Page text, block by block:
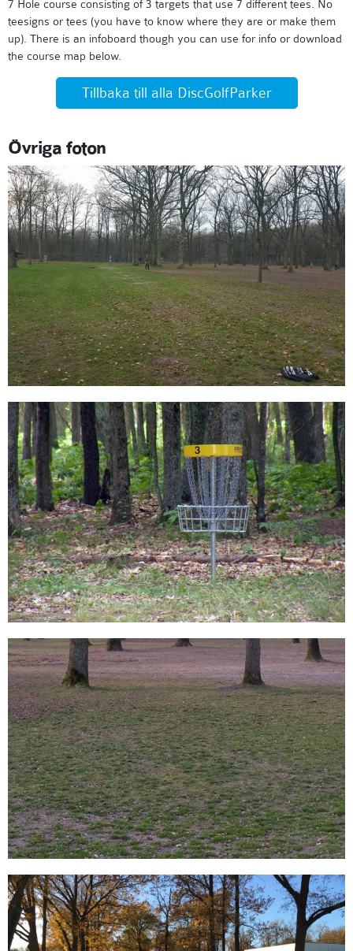
7 Hole course consisting of 3 targets that use 7 different tees. No
teesigns or tees (you have to know where they are or make them
up). There is an infoboard though you can use for info or download
the course map below.
Tillbaka till alla DiscGolfParker
Övriga foton